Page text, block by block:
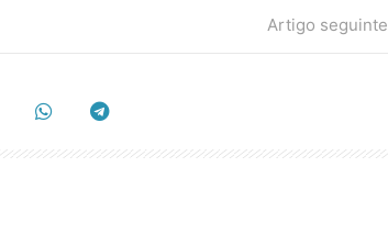
Artigo seguinte